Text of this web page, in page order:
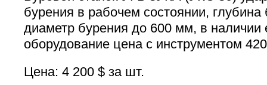
бурения в рабочем состоянии,
диаметр бурения до 600 мм, в наличии
оборудование цена с инструментом
Цена: 4 200 $ за шт.